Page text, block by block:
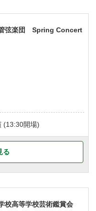
弦楽団 Spring Concert
(13:30開場)
る
校高等学校芸術鑑賞会